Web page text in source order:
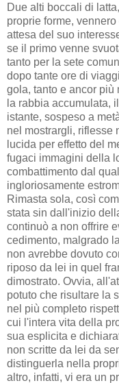
Due alti boccali di
proprie forme,
attesa del suo
se il primo venne
tanto per la sete
dopo tante ore di
gola, tanto e ancor più
la rabbia accumulata,
istante, sospeso a
nel mostrargli, riflesse
lucida per effetto del
fugaci immagini della
combattimento dal
ingloriosamente
Rimasta sola, così
stata sin dall'inizio
continuò a non offrire
cedimento, malgrado
non avrebbe dovuto
riposo da lei in quel
dimostrato. Ovvia,
potuto che risultare la
nel più completo
cui l'intera vita della
sua esplicita e
non scritte da lei da
distinguerla nella
altro, infatti, vi era un